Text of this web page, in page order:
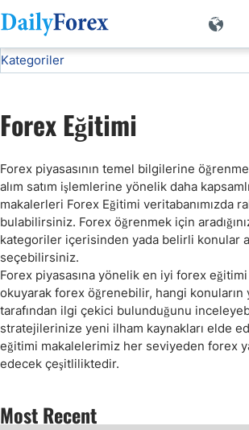
DF Forex Öğrenin
Kategoriler
İslami Forex
Forex ve İnsan Psikolojisi
Forex Stratejileri
Forex İndikatörler
Forex Eğitimi
Forex piyasasının temel bilgilerine
alım satım işlemlerine yönelik daha
makalerleri Forex Eğitimi veritabanımızda
bulabilirsiniz. Forex öğrenmek için
kategoriler içerisinden yada belirli konular
seçebilirsiniz.
Forex piyasasına yönelik en iyi forex
okuyarak forex öğrenebilir, hangi konuların
tarafından ilgi çekici bulunduğunu
stratejilerinize yeni ilham kaynakları elde
eğitimi makalelerimiz her seviyeden forex
edecek çeşitliliktedir.
Most Recent